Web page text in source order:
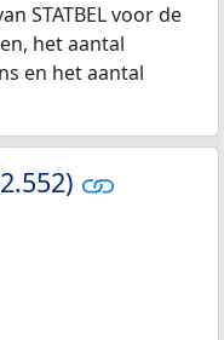
STATBEL voor de
het aantal
en het aantal